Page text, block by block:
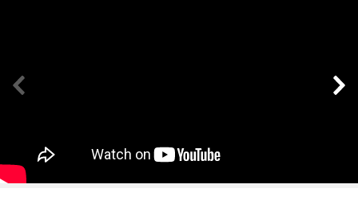
Panneau précédent